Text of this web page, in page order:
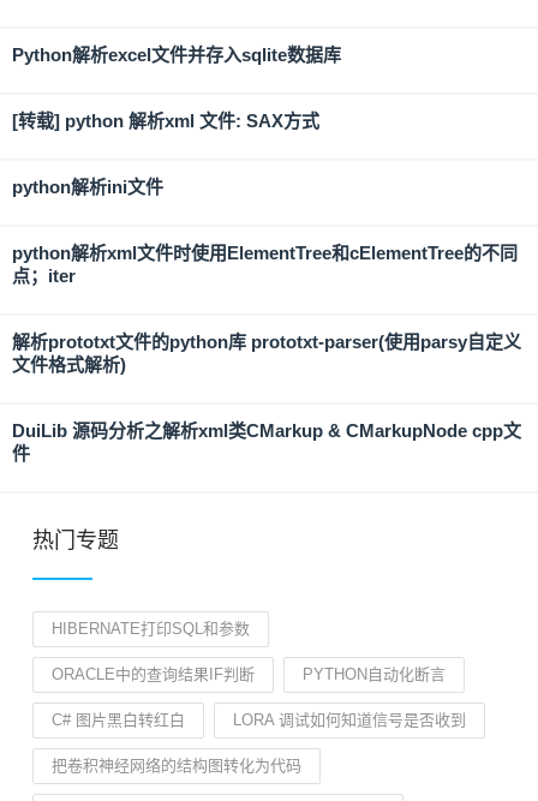
Python解析excel文件并存入sqlite数据库
[转载] python 解析xml 文件: SAX方式
python解析ini文件
python解析xml文件时使用ElementTree和cElementTree的不同
点；iter
解析prototxt文件的python库 prototxt-parser(使用parsy自定义
文件格式解析)
DuiLib 源码分析之解析xml类CMarkup & CMarkupNode cpp文
件
热门专题
HIBERNATE打印SQL和参数
ORACLE中的查询结果IF判断 PYTHON自动化断言
C# 图片黑白转红白 LORA 调试如何知道信号是否收到
把卷积神经网络的结构图转化为代码